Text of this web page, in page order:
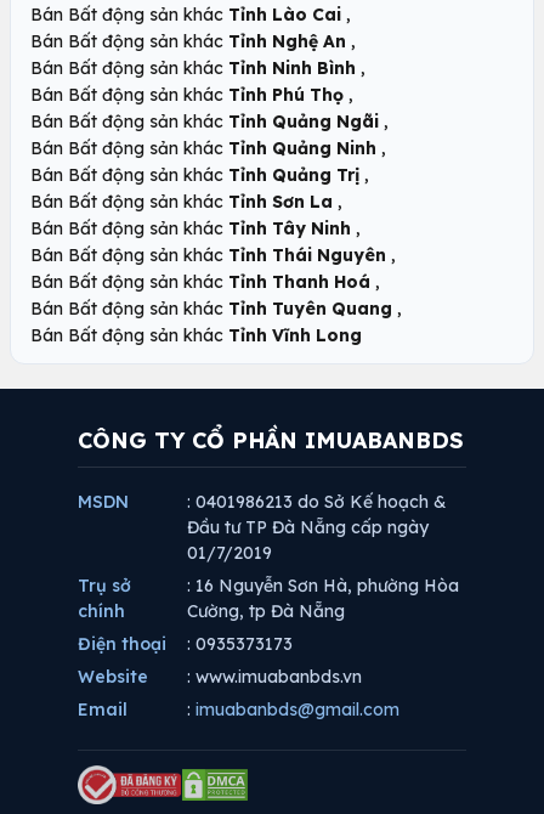
Bán Bất động sản khác Tỉnh Lào Cai ,
Bán Bất động sản khác Tỉnh Nghệ An ,
Bán Bất động sản khác Tỉnh Ninh Bình ,
Bán Bất động sản khác Tỉnh Phú Thọ ,
Bán Bất động sản khác Tỉnh Quảng Ngãi ,
Bán Bất động sản khác Tỉnh Quảng Ninh ,
Bán Bất động sản khác Tỉnh Quảng Trị ,
Bán Bất động sản khác Tỉnh Sơn La ,
Bán Bất động sản khác Tỉnh Tây Ninh ,
Bán Bất động sản khác Tỉnh Thái Nguyên ,
Bán Bất động sản khác Tỉnh Thanh Hoá ,
Bán Bất động sản khác Tỉnh Tuyên Quang ,
Bán Bất động sản khác Tỉnh Vĩnh Long
CÔNG TY CỔ PHẦN IMUABANBDS
MSDN
: 0401986213 do Sở Kế hoạch &
Đầu tư TP Đà Nẵng cấp ngày
01/7/2019
Trụ sở
chính
: 16 Nguyễn Sơn Hà, phường Hòa
Cường, tp Đà Nẵng
Điện thoại
: 0935373173
Website
: www.imuabanbds.vn
Email
: imuabanbds@gmail.com